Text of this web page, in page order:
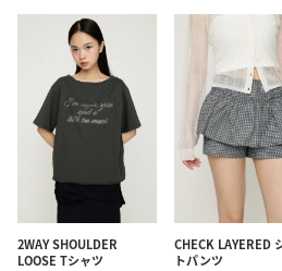
2WAY SHOULDER
LOOSE Tシャツ
CHECK LAYERED
トパンツ